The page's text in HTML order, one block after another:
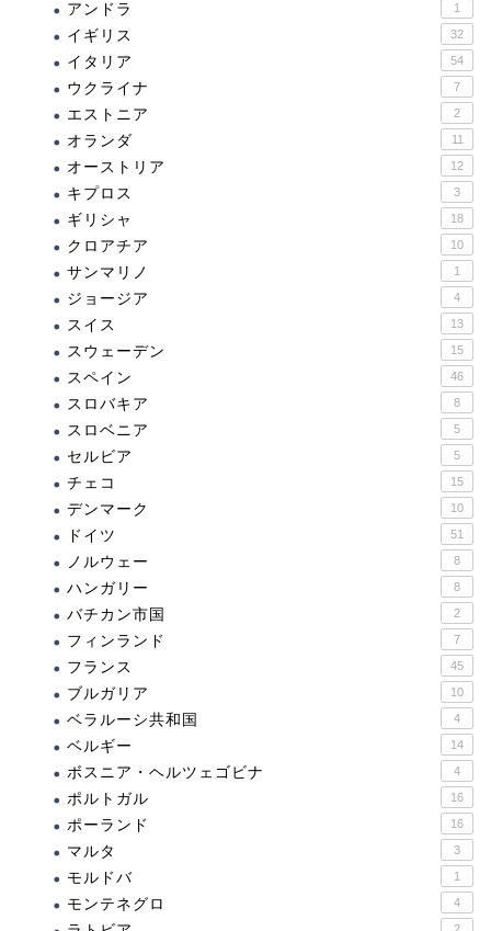
アンドラ 1
イギリス 32
イタリア 54
ウクライナ 7
エストニア 2
オランダ 11
オーストリア 12
キプロス 3
ギリシャ 18
クロアチア 10
サンマリノ 1
ジョージア 4
スイス 13
スウェーデン 15
スペイン 46
スロバキア 8
スロベニア 5
セルビア 5
チェコ 15
デンマーク 10
ドイツ 51
ノルウェー 8
ハンガリー 8
バチカン市国 2
フィンランド 7
フランス 45
ブルガリア 10
ベラルーシ共和国 4
ベルギー 14
ボスニア・ヘルツェゴビナ 4
ポルトガル 16
ポーランド 16
マルタ 3
モルドバ 1
モンテネグロ 4